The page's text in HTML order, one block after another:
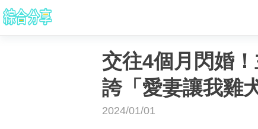
交往4個月閃婚
誇「愛妻讓我雞
2024/01/01